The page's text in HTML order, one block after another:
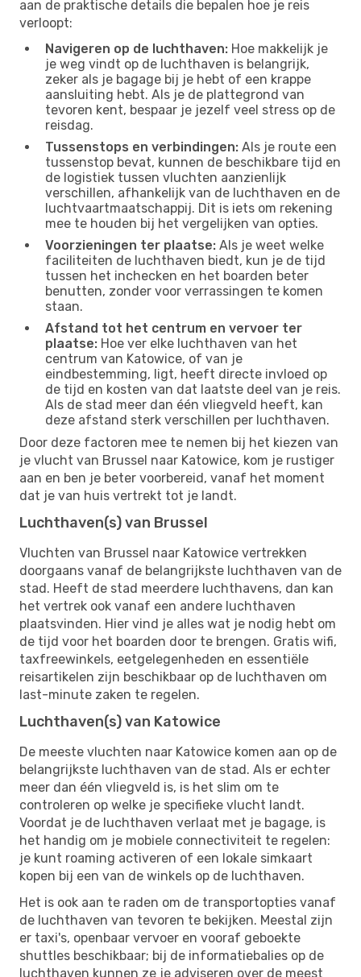
aan de praktische details die bepalen hoe je reis
verloopt:
Navigeren op de luchthaven: Hoe makkelijk je
je weg vindt op de luchthaven is belangrijk,
zeker als je bagage bij je hebt of een krappe
aansluiting hebt. Als je de plattegrond van
tevoren kent, bespaar je jezelf veel stress op de
reisdag.
Tussenstops en verbindingen: Als je route een
tussenstop bevat, kunnen de beschikbare tijd en
de logistiek tussen vluchten aanzienlijk
verschillen, afhankelijk van de luchthaven en de
luchtvaartmaatschappij. Dit is iets om rekening
mee te houden bij het vergelijken van opties.
Voorzieningen ter plaatse: Als je weet welke
faciliteiten de luchthaven biedt, kun je de tijd
tussen het inchecken en het boarden beter
benutten, zonder voor verrassingen te komen
staan.
Afstand tot het centrum en vervoer ter
plaatse: Hoe ver elke luchthaven van het
centrum van Katowice, of van je
eindbestemming, ligt, heeft directe invloed op
de tijd en kosten van dat laatste deel van je reis.
Als de stad meer dan één vliegveld heeft, kan
deze afstand sterk verschillen per luchthaven.
Door deze factoren mee te nemen bij het kiezen van
je vlucht van Brussel naar Katowice, kom je rustiger
aan en ben je beter voorbereid, vanaf het moment
dat je van huis vertrekt tot je landt.
Luchthaven(s) van Brussel
Vluchten van Brussel naar Katowice vertrekken
doorgaans vanaf de belangrijkste luchthaven van de
stad. Heeft de stad meerdere luchthavens, dan kan
het vertrek ook vanaf een andere luchthaven
plaatsvinden. Hier vind je alles wat je nodig hebt om
de tijd voor het boarden door te brengen. Gratis wifi,
taxfreewinkels, eetgelegenheden en essentiële
reisartikelen zijn beschikbaar op de luchthaven om
last-minute zaken te regelen.
Luchthaven(s) van Katowice
De meeste vluchten naar Katowice komen aan op de
belangrijkste luchthaven van de stad. Als er echter
meer dan één vliegveld is, is het slim om te
controleren op welke je specifieke vlucht landt.
Voordat je de luchthaven verlaat met je bagage, is
het handig om je mobiele connectiviteit te regelen:
je kunt roaming activeren of een lokale simkaart
kopen bij een van de winkels op de luchthaven.
Het is ook aan te raden om de transportopties vanaf
de luchthaven van tevoren te bekijken. Meestal zijn
er taxi's, openbaar vervoer en vooraf geboekte
shuttles beschikbaar; bij de informatiebalies op de
luchthaven kunnen ze je adviseren over de meest